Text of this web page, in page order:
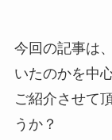
今回の記事は
いたのかを中
ご紹介させて
うか？